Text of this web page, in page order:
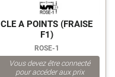
CLE A POINTS (FRAISE
F1)
ROSE-1
Vous devez être connecté
pour accéder aux prix